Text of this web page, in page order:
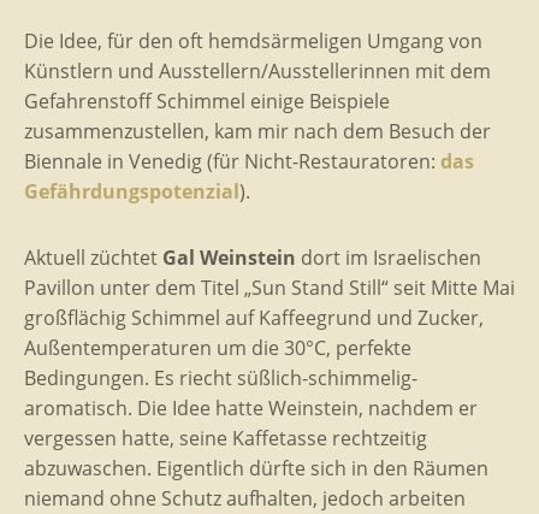
Die Idee, für den oft hemdsärmeligen Umgang von
Künstlern und Ausstellern/Ausstellerinnen mit dem
Gefahrenstoff Schimmel einige Beispiele
zusammenzustellen, kam mir nach dem Besuch der
Biennale in Venedig (für Nicht-Restauratoren: das
Gefährdungspotenzial).
Aktuell züchtet Gal Weinstein dort im Israelischen
Pavillon unter dem Titel „Sun Stand Still“ seit Mitte Mai
großflächig Schimmel auf Kaffeegrund und Zucker,
Außentemperaturen um die 30°C, perfekte
Bedingungen. Es riecht süßlich-schimmelig-
aromatisch. Die Idee hatte Weinstein, nachdem er
vergessen hatte, seine Kaffetasse rechtzeitig
abzuwaschen. Eigentlich dürfte sich in den Räumen
niemand ohne Schutz aufhalten, jedoch arbeiten